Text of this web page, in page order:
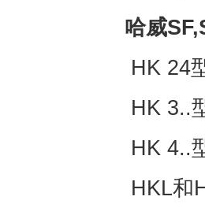
哈威
HK 24
HK 3..
HK 4..
HKL和